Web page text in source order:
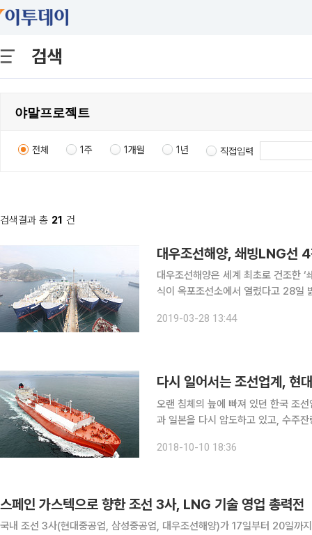
검색
전체 1주 1개월 1년 직접입력
검색결과 총 21 건
대우조선해양, 쇄빙LNG선
대우조선해양은 세계 최초로 건조한
식이 옥포조선소에서 열렸다고 28일 밝혔다. 명명식에는 대우조선해양 신임 대표
은 ‘니콜라이 예브게노프(러시아 북극
2019-03-28 13:44
다시 일어서는 조선업계, 현
오랜 침체의 늪에 빠져 있던 한국 조
과 일본을 다시 압도하고 있고, 수주
클락슨리서치에 따르면 9월 한 달간
2018-10-10 18:36
스페인 가스텍으로 향한 조선 3사, LNG 기술 영업 총력전
국내 조선 3사(현대중공업, 삼성중공업, 대우조선해양)가 17일부터 20일까